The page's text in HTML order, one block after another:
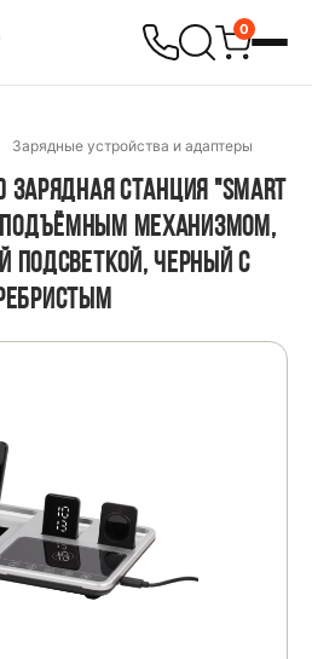
0
Зарядные устройства и адаптеры
СТАНЦИЯ "SMART
ПОДЪЁМНЫМ МЕХАНИЗМОМ,
ПОДСВЕТКОЙ, ЧЕРНЫЙ С